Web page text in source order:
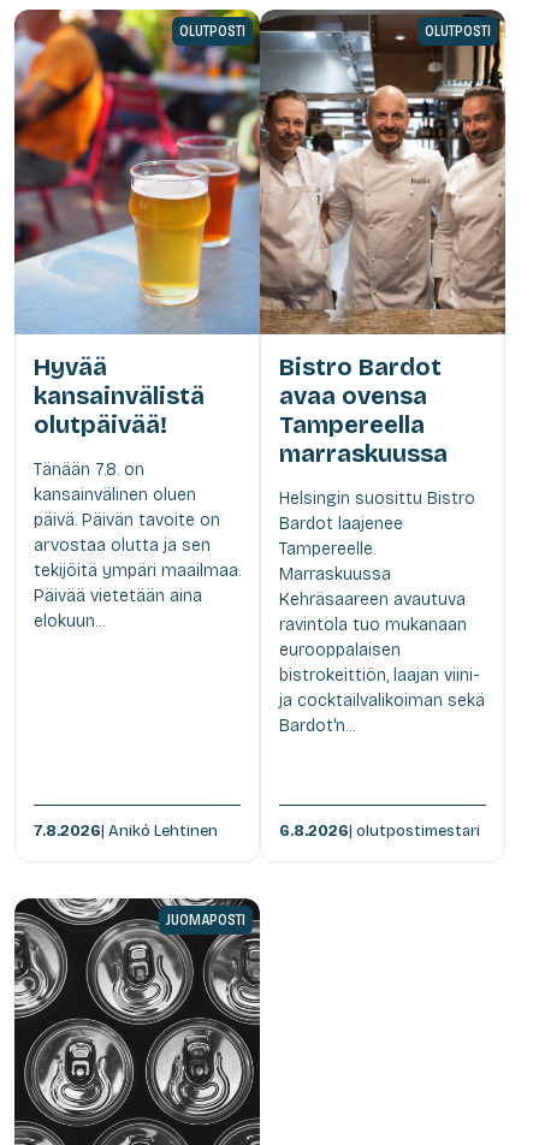
OLUTPOSTI
Hyvää
kansainvälistä
olutpäivää!
Tänään 7.8. on
kansainvälinen oluen
päivä. Päivän tavoite on
arvostaa olutta ja sen
tekijöitä ympäri maailmaa.
Päivää vietetään aina
elokuun...
7.8.2026| Anikó Lehtinen
OLUTPOSTI
Bistro Bardot
avaa ovensa
Tampereella
marraskuussa
Helsingin suosittu Bistro
Bardot laajenee
Tampereelle.
Marraskuussa
Kehräsaareen avautuva
ravintola tuo mukanaan
eurooppalaisen
bistrokeittiön, laajan viini-
ja cocktailvalikoiman sekä
Bardot'n...
6.8.2026| olutpostimestari
JUOMAPOSTI